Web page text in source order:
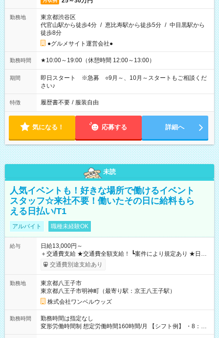
勤務地
東京都渋谷区
代官山駅から徒歩4分 / 恵比寿駅から徒歩5分 / 中目黒駅から
徒歩8分
●グルメサイト運営会社●
勤務時間 ★10:00～19:00（休憩時間 12:00～13:00）
期間
即日スタート ※急募 ○9月～、10月～スタートもご相談くだ
さい♪
特徴 履歴書不要 / 服装自由
気になる！ 応募する 詳細へ
未読
人気イベントも！好きな場所で働けるイベント
スタッフ☆来社不要！働いたその日に給料もら
える日払い/T1
アルバイト 職種未経験OK
給与
日給13,000円～
＋交通費支給 ★交通費全額支給！ ┗案件により規定あり ★日払
いOK！（規定あり） ┗働いたその日に現金GET♪ お仕事後はコ
ンビニATMから 日払い分を引き落とせます！ 【試用期間】試
交通費別途支給あり
勤務地
東京都八王子市
東京都八王子市明神町（最寄り駅：京王八王子駅）
株式会社ワンベルウッズ
勤務時間
勤務時間は指定なし
変形労働時間制 想定労働時間160時間/月 【シフト例】 ・8：00
～21：00